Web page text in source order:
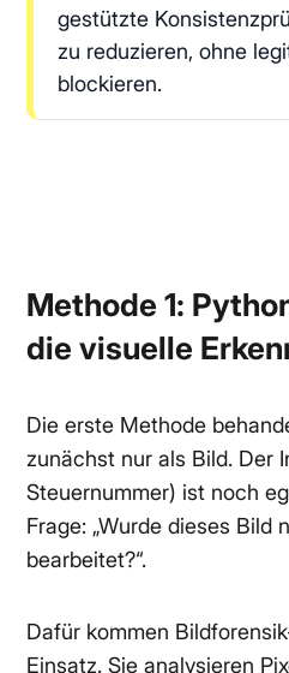
gestützte
zu reduzieren, ohne
blockieren.
Methode 1:
die visuelle
Die erste Methode
zunächst nur als Bild. Der
Steuernummer) ist noch
Frage: „Wurde dieses Bild
bearbeitet?“.
Dafür kommen
Einsatz. Sie analysieren